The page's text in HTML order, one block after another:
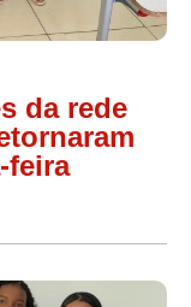
da rede
feira